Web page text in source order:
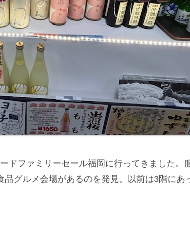
ドファミリーセール福岡に行ってきました。
品グルメ会場があるのを発見。以前は3階にあ